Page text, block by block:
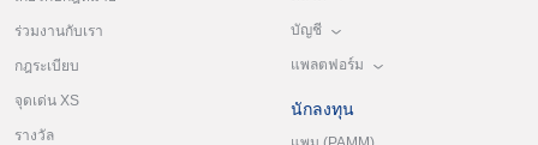
ร่วมงานกับเรา
กฎระเบียบ
จุดเด่น XS
รางวัล
บัญชี
แพลตฟอร์ม
นักลงทุน